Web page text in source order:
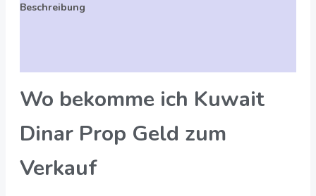
Beschreibung
Wo bekomme ich Kuwait
Dinar Prop Geld zum
Verkauf